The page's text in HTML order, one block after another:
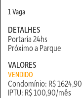
1 Vaga
DETALHES
Portaria 24hs
Próximo a Parque
VALORES
VENDIDO
Condomínio: R$ 1624,90
IPTU: R$ 100,90/mês